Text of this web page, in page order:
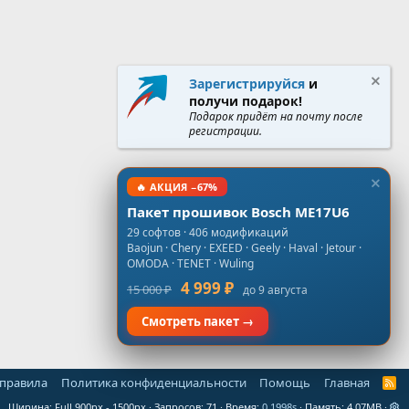
Политика конфиденциальности Помощь Главная
R
Зарегистрируйся и
получи подарок!
Подарок придёт на почту после
регистрации.
🔥 АКЦИЯ −67%
Пакет прошивок Bosch ME17U6
29 софтов · 406 модификаций
Baojun · Chery · EXEED · Geely · Haval · Jetour ·
OMODA · TENET · Wuling
15 000 ₽ 4 999 ₽ до 9 августа
Смотреть пакет →